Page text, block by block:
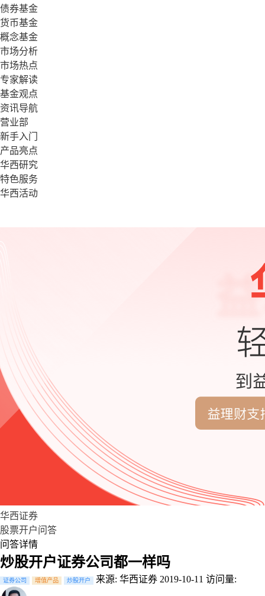
债券基金
货币基金
概念基金
市场分析
市场热点
专家解读
基金观点
资讯导航
营业部
新手入门
产品亮点
华西研究
特色服务
华西活动
华西证券
股票开户问答
问答详情
炒股开户证券公司都一样吗
证券公司 增值产品 炒股开户 来源: 华西证券 2019-10-11 访问量: